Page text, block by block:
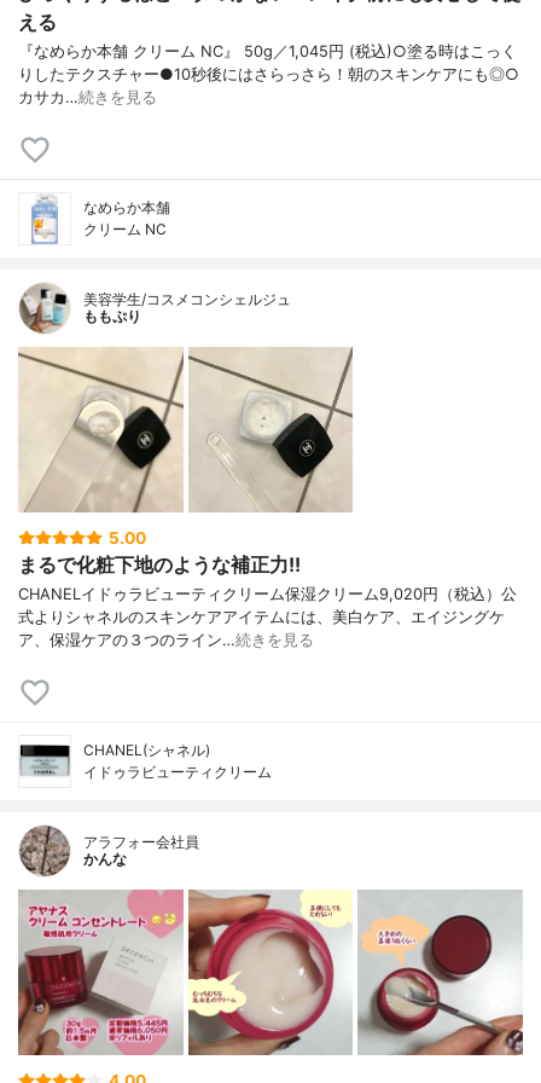
える
『なめらか本舗 クリーム NC』 50g／1,045円 (税込)○塗る時はこっく
りしたテクスチャー●10秒後にはさらっさら！朝のスキンケアにも◎○
カサカ…続きを見る
なめらか本舗
クリーム NC
美容学生/コスメコンシェルジュ
ももぷり
5.00
まるで化粧下地のような補正力!!
CHANELイドゥラビューティクリーム保湿クリーム9,020円（税込）公
式よりシャネルのスキンケアアイテムには、美白ケア、エイジングケ
ア、保湿ケアの３つのライン…続きを見る
CHANEL(シャネル)
イドゥラビューティクリーム
アラフォー会社員
かんな